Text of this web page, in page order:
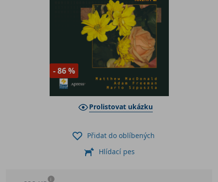
- 86 %
Prolistovat ukázku
i
Přidat do oblíbených
Hlídací pes